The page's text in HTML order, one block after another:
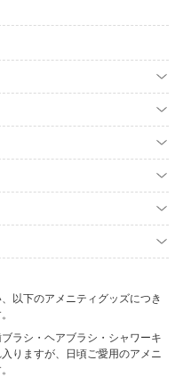
以下のアメニティグッズにつき
ラシ・ヘアブラシ・シャワーキ
りますが、日頃ご愛用のアメニ